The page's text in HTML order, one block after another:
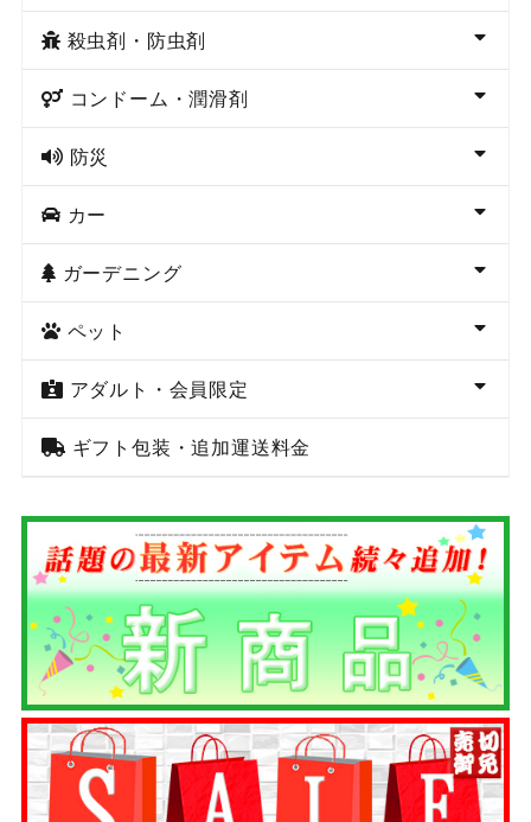
殺虫剤・防虫剤
コンドーム・潤滑剤
防災
カー
ガーデニング
ペット
アダルト・会員限定
ギフト包装・追加運送料金